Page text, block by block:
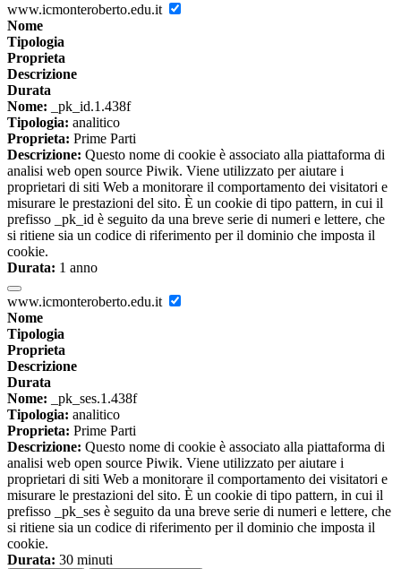
www.icmonteroberto.edu.it
Nome
Tipologia
Proprieta
Descrizione
Durata
Nome: _pk_id.1.438f
Tipologia: analitico
Proprieta: Prime Parti
Descrizione: Questo nome di cookie è associato alla piattaforma di
analisi web open source Piwik. Viene utilizzato per aiutare i
proprietari di siti Web a monitorare il comportamento dei visitatori e
misurare le prestazioni del sito. È un cookie di tipo pattern, in cui il
prefisso _pk_id è seguito da una breve serie di numeri e lettere, che
si ritiene sia un codice di riferimento per il dominio che imposta il
cookie.
Durata: 1 anno
www.icmonteroberto.edu.it
Nome
Tipologia
Proprieta
Descrizione
Durata
Nome: _pk_ses.1.438f
Tipologia: analitico
Proprieta: Prime Parti
Descrizione: Questo nome di cookie è associato alla piattaforma di
analisi web open source Piwik. Viene utilizzato per aiutare i
proprietari di siti Web a monitorare il comportamento dei visitatori e
misurare le prestazioni del sito. È un cookie di tipo pattern, in cui il
prefisso _pk_ses è seguito da una breve serie di numeri e lettere, che
si ritiene sia un codice di riferimento per il dominio che imposta il
cookie.
Durata: 30 minuti